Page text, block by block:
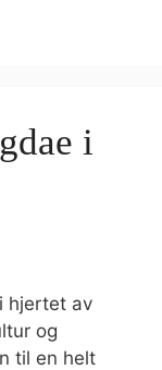
i
hjertet av
og
til en helt